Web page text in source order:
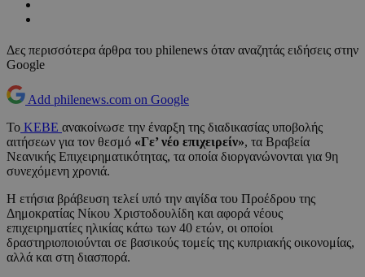
Δες περισσότερα άρθρα του philenews όταν αναζητάς ειδήσεις στην
Google
Add philenews.com on Google
Το ΚΕΒΕ ανακοίνωσε την έναρξη της διαδικασίας υποβολής
αιτήσεων για τον θεσμό «Γε’ νέο επιχειρείν», τα Βραβεία
Νεανικής Επιχειρηματικότητας, τα οποία διοργανώνονται για 9η
συνεχόμενη χρονιά.
Η ετήσια βράβευση τελεί υπό την αιγίδα του Προέδρου της
Δημοκρατίας Νίκου Χριστοδουλίδη και αφορά νέους
επιχειρηματίες ηλικίας κάτω των 40 ετών, οι οποίοι
δραστηριοποιούνται σε βασικούς τομείς της κυπριακής οικονομίας,
αλλά και στη διασπορά.